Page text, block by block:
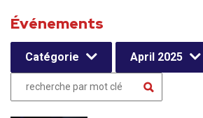
Événements
Catégorie April 2025